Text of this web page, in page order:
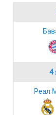
4
Реал